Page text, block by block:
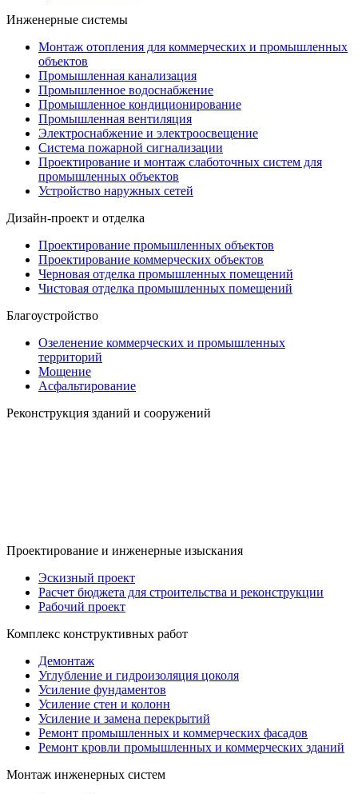
Инженерные системы
Монтаж отопления для коммерческих и промышленных
объектов
Промышленная канализация
Промышленное водоснабжение
Промышленное кондиционирование
Промышленная вентиляция
Электроснабжение и электроосвещение
Система пожарной сигнализации
Проектирование и монтаж слаботочных систем для
промышленных объектов
Устройство наружных сетей
Дизайн-проект и отделка
Проектирование промышленных объектов
Проектирование коммерческих объектов
Черновая отделка промышленных помещений
Чистовая отделка промышленных помещений
Благоустройство
Озеленение коммерческих и промышленных
территорий
Мощение
Асфальтирование
Реконструкция зданий и сооружений
Проектирование и инженерные изыскания
Эскизный проект
Расчет бюджета для строительства и реконструкции
Рабочий проект
Комплекс конструктивных работ
Демонтаж
Углубление и гидроизоляция цоколя
Усиление фундаментов
Усиление стен и колонн
Усиление и замена перекрытий
Ремонт промышленных и коммерческих фасадов
Ремонт кровли промышленных и коммерческих зданий
Монтаж инженерных систем